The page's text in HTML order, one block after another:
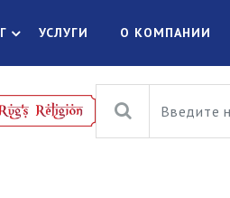
УСЛУГИ О КОМПАНИИ